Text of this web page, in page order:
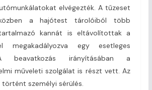
elvégezték. A tűzeset
a hajótest tárolóiból több
kannát is eltávolítottak a
megakadályozva egy esetleges
beavatkozás irányításában a
műveleti szolgálat is részt vett. Az
személyi sérülés.